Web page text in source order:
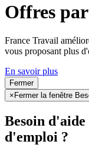
Offres
France Travail
vous proposant plus
En savoir plus
Fermer
× Fermer la fenêtre
Besoin
d'emploi ?